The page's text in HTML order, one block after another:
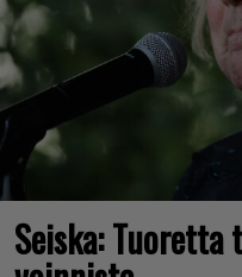
Seiska: Tuoretta